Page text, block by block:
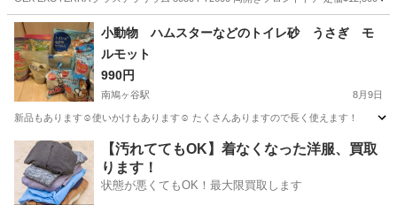
埼玉 上尾市 上尾駅 その他
小動物 ハムスターなどのトイレ砂 うさぎ モ
ルモット
990円
南鳩ヶ谷駅 8月9日
新品もあります☺使いかけもあります☺ たくさんありますので長く使えます！
埼玉 川口市 南鳩ヶ谷駅 その他
【汚れててもOK】着なくなった洋服、買取
ります！
状態が悪くてもOK！最大限買取します